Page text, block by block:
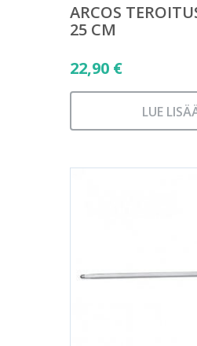
ARCOS
25 CM
22,90 €
LUE